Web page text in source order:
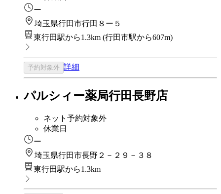
ー
埼玉県行田市行田８ー５
東行田駅から1.3km (行田市駅から607m)
予約対象外 詳細
パルシィー薬局行田長野店
ネット予約対象外
休業日
ー
埼玉県行田市長野２－２９－３８
東行田駅から1.3km